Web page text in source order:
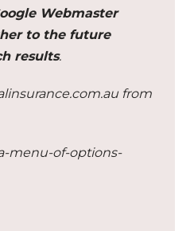
Webmaster
to the future
results.
from
menu-of-options-